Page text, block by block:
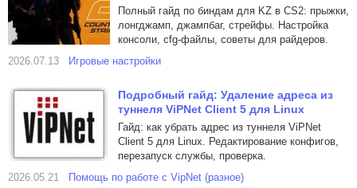
Полный гайд по биндам для KZ в CS2: прыжки,
лонгджамп, джампбаг, стрейфы. Настройка
консоли, cfg-файлы, советы для райдеров.
2026.07.13
Игровые настройки
Подробный гайд: Удаление адреса из
туннеля ViPNet Client 5 для Linux
Гайд: как убрать адрес из туннеля ViPNet
Client 5 для Linux. Редактирование конфигов,
перезапуск службы, проверка.
2026.05.21
Помощь по работе с VipNet (разное)